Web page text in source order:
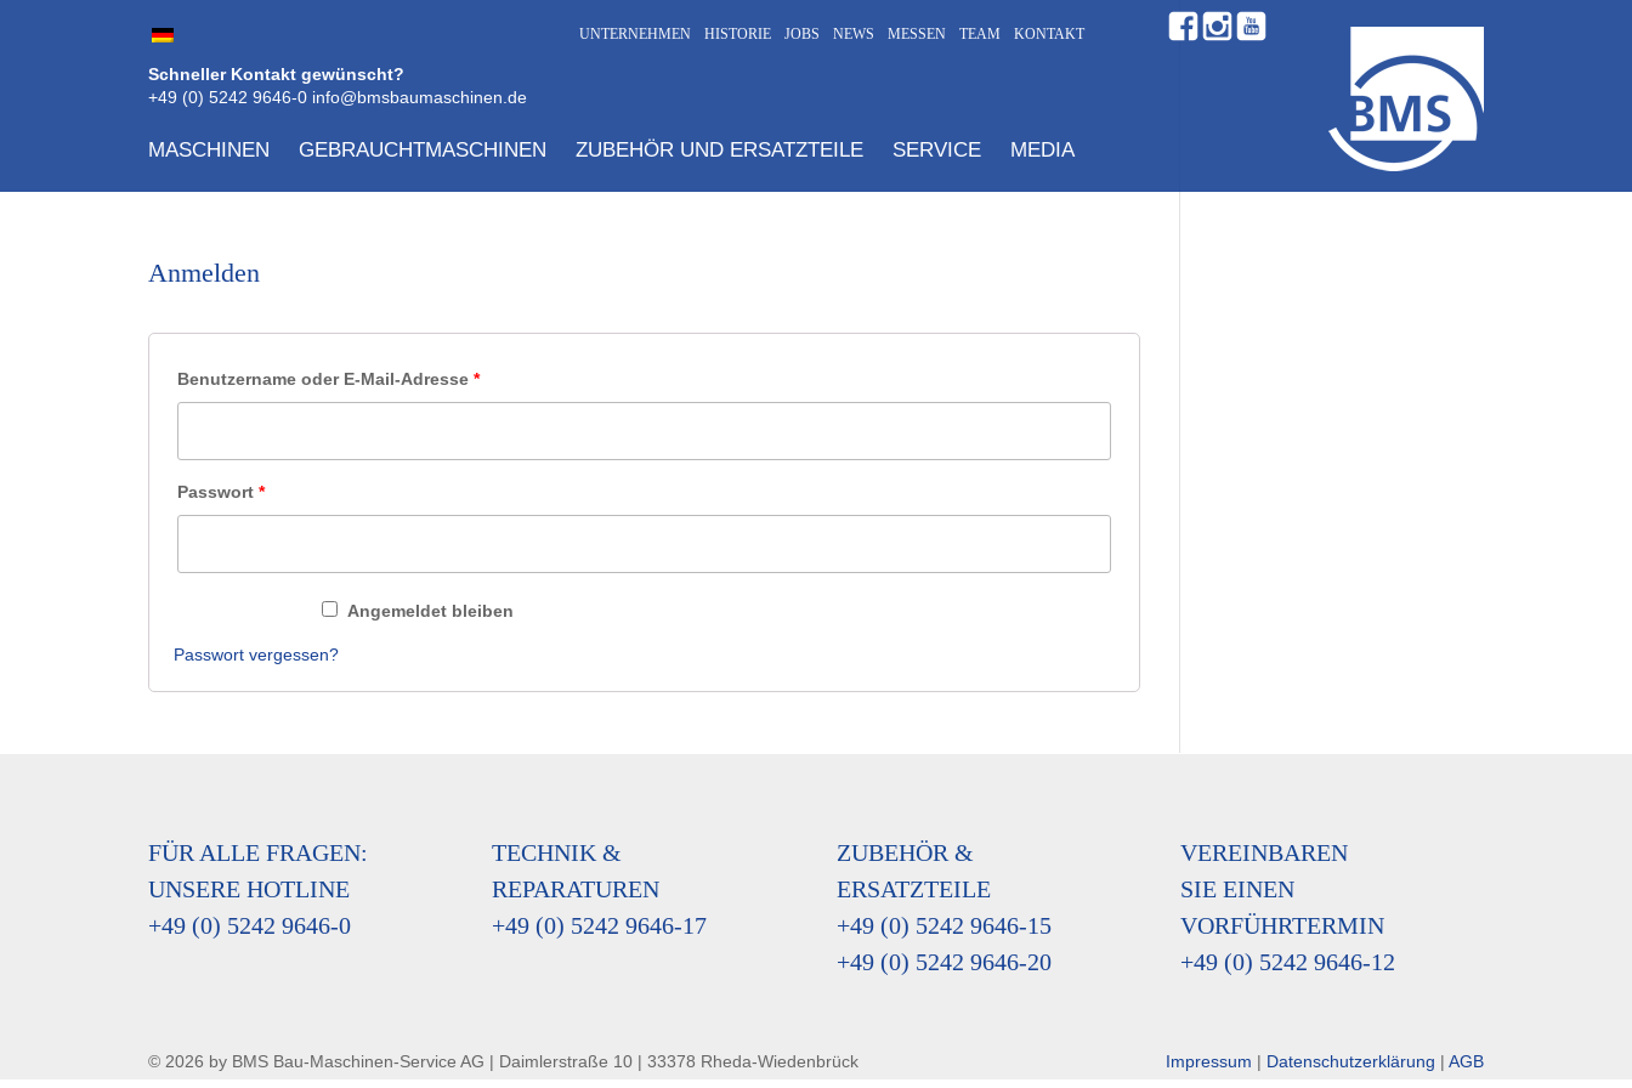
UNTERNEHMEN HISTORIE JOBS NEWS MESSEN TEAM KONTAKT
Schneller Kontakt gewünscht?
+49 (0) 5242 9646-0 info@bmsbaumaschinen.de
MASCHINEN GEBRAUCHTMASCHINEN ZUBEHÖR UND ERSATZTEILE SERVICE MEDIA
Anmelden
Benutzername oder E-Mail-Adresse *
Passwort *
Angemeldet bleiben
Passwort vergessen?
FÜR ALLE FRAGEN:
UNSERE HOTLINE
+49 (0) 5242 9646-0
TECHNIK &
REPARATUREN
+49 (0) 5242 9646-17
ZUBEHÖR &
ERSATZTEILE
+49 (0) 5242 9646-15
+49 (0) 5242 9646-20
VEREINBAREN
SIE EINEN
VORFÜHRTERMIN
+49 (0) 5242 9646-12
© 2026 by BMS Bau-Maschinen-Service AG | Daimlerstraße 10 | 33378 Rheda-Wiedenbrück Impressum | Datenschutzerklärung | AGB